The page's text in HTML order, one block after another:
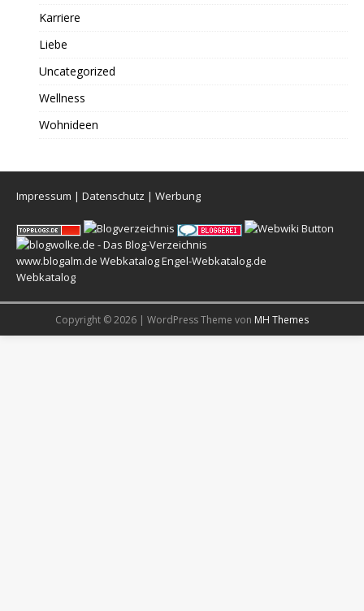
Karriere
Liebe
Uncategorized
Wellness
Wohnideen
Impressum | Datenschutz | Werbung
www.blogalm.de WebkatalogEngel-Webkatalog.de
Webkatalog
Copyright © 2026 | WordPress Theme von MH Themes